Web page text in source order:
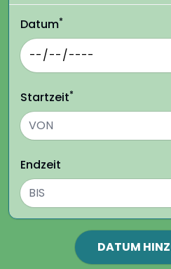
Datum*
Startzeit*
Endzeit
DATUM